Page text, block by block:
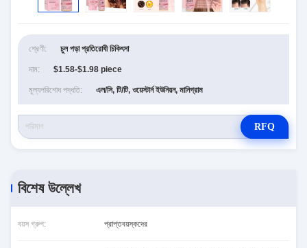
শ্রেণী: চুল পড়া প্রতিরোধী চিকিৎসা
দাম: $1.58-$1.98 piece
মূল্যপরিশোধ পদ্ধতি: এল/সি, টি/টি, ওয়েস্টার্ন ইউনিয়ন, মানিগ্রাম
RFQ
বিশেষ উল্লেখ
বয়স গ্রুপ: প্রাপ্তবয়স্কদের